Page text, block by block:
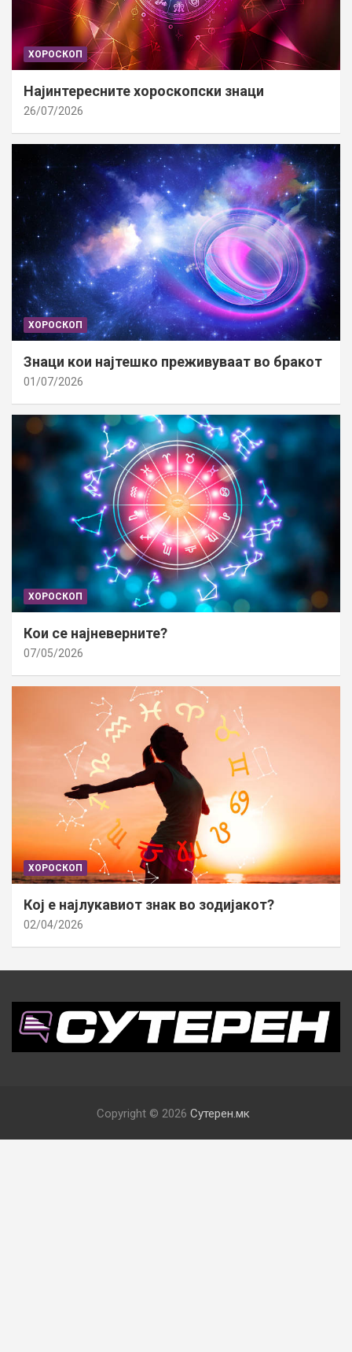
ХОРОСКОП
Најинтересните хороскопски знаци
26/07/2026
ХОРОСКОП
Знаци кои најтешко преживуваат во бракот
01/07/2026
ХОРОСКОП
Кои се најневерните?
07/05/2026
ХОРОСКОП
Кој е најлукавиот знак во зодијакот?
02/04/2026
Copyright © 2026 Сутерен.мк